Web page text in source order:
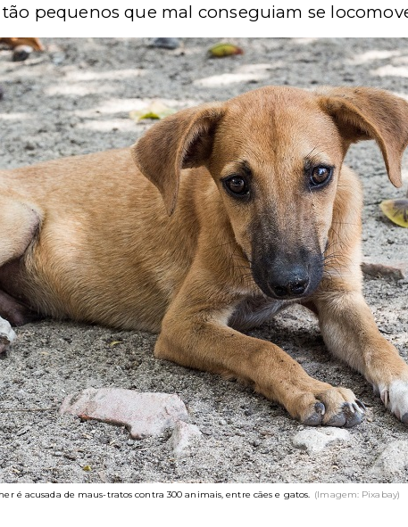
pequenos que mal conseguiam se
é acusada de maus-tratos contra 300 animais, entre cães e gatos. (Imagem: Pixabay)